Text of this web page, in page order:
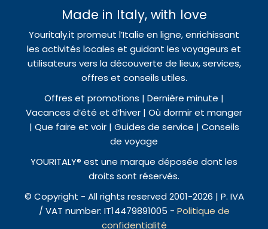
Made in Italy, with love
Youritaly.it promeut l’Italie en ligne, enrichissant
les activités locales et guidant les voyageurs et
utilisateurs vers la découverte de lieux, services,
offres et conseils utiles.
Offres et promotions | Dernière minute |
Vacances d’été et d’hiver | Où dormir et manger
| Que faire et voir | Guides de service | Conseils
de voyage
YOURITALY® est une marque déposée dont les
droits sont réservés.
© Copyright - All rights reserved 2001-2026 | P. IVA
/ VAT number: IT14479891005 - Politique de
confidentialité